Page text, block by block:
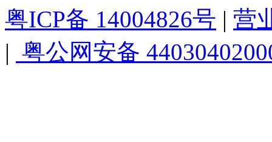
粤ICP备 14004826号 | 营
| 粤公网安备